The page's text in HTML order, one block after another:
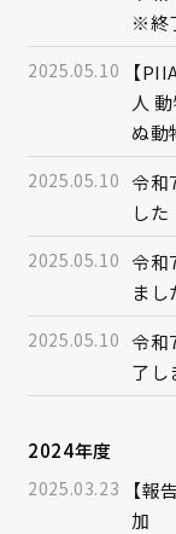
※終
2025.05.10
【
人
ぬ動
2025.05.10 令和
した
2025.05.10 令和
まし
2025.05.10 令和
了し
2024年度
2025.03.23
【報
加